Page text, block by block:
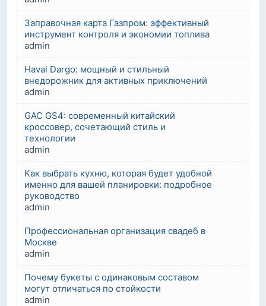
Заправочная карта Газпром: эффективный
инструмент контроля и экономии топлива
admin
Haval Dargo: мощный и стильный
внедорожник для активных приключений
admin
GAC GS4: современный китайский
кроссовер, сочетающий стиль и
технологии
admin
Как выбрать кухню, которая будет удобной
именно для вашей планировки: подробное
руководство
admin
Профессиональная организация свадеб в
Москве
admin
Почему букеты с одинаковым составом
могут отличаться по стойкости
admin